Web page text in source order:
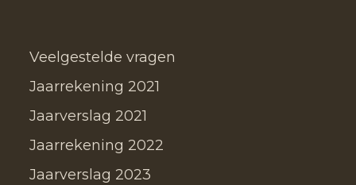
Veelgestelde vragen
Jaarrekening 2021
Jaarverslag 2021
Jaarrekening 2022
Jaarverslag 2023